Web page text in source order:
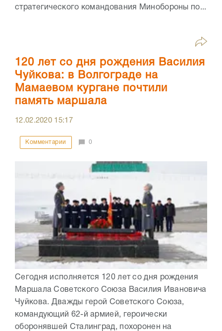
стратегического командования Минобороны по...
120 лет со дня рождения Василия
Чуйкова: в Волгограде на
Мамаевом кургане почтили
память маршала
12.02.2020 15:17
Комментарии 0
Сегодня исполняется 120 лет со дня рождения
Маршала Советского Союза Василия Ивановича
Чуйкова. Дважды герой Советского Союза,
командующий 62-й армией, героически
оборонявшей Сталинград, похоронен на